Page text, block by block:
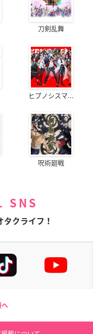
刀剣乱舞
ヒプノシスマ...
呪術廻戦
SNS
タクライフ！
へ